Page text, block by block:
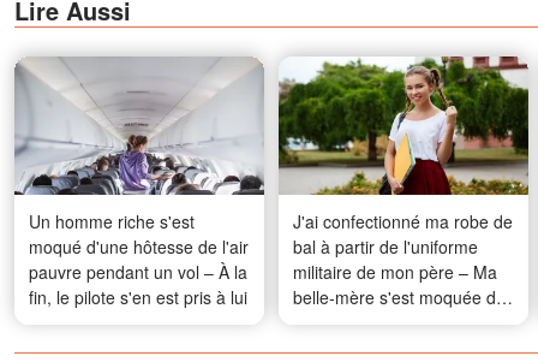
Lire Aussi
Un homme riche s'est
moqué d'une hôtesse de l'air
pauvre pendant un vol – À la
fin, le pilote s'en est pris à lui
J'ai confectionné ma robe de
bal à partir de l'uniforme
militaire de mon père – Ma
belle-mère s'est moquée de
moi puis un officier a frappé
à la porte et lui a remis un